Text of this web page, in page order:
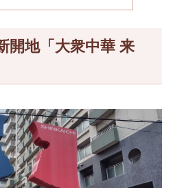
開地「大衆中華 来